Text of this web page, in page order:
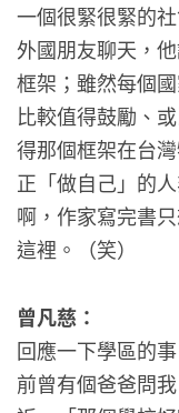
一個很緊很緊的
外國朋友聊天，
框架；雖然每個
比較值得鼓勵、
得那個框架在台
正「做自己」的
啊，作家寫完書
這裡。（笑）
曾凡慈：
回應一下學區的
前曾有個爸爸問